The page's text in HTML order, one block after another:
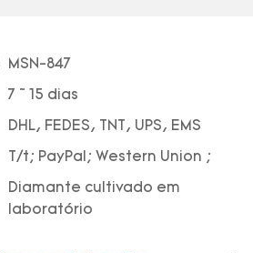
MSN-847
7 ~ 15 dias
DHL, FEDES, TNT, UPS, EMS
T/t; PayPal; Western Union ;
Diamante cultivado em
laboratório